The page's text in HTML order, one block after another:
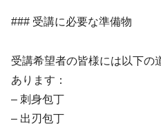
### 受講に必要な準備物
受講希望者の皆様には以下の
あります：
– 刺身包丁
– 出刃包丁